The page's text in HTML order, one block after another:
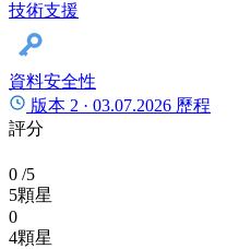
技術支援
資料安全性
版本 2 · 03.07.2026 歷程
評分
0 /5
5顆星
0
4顆星